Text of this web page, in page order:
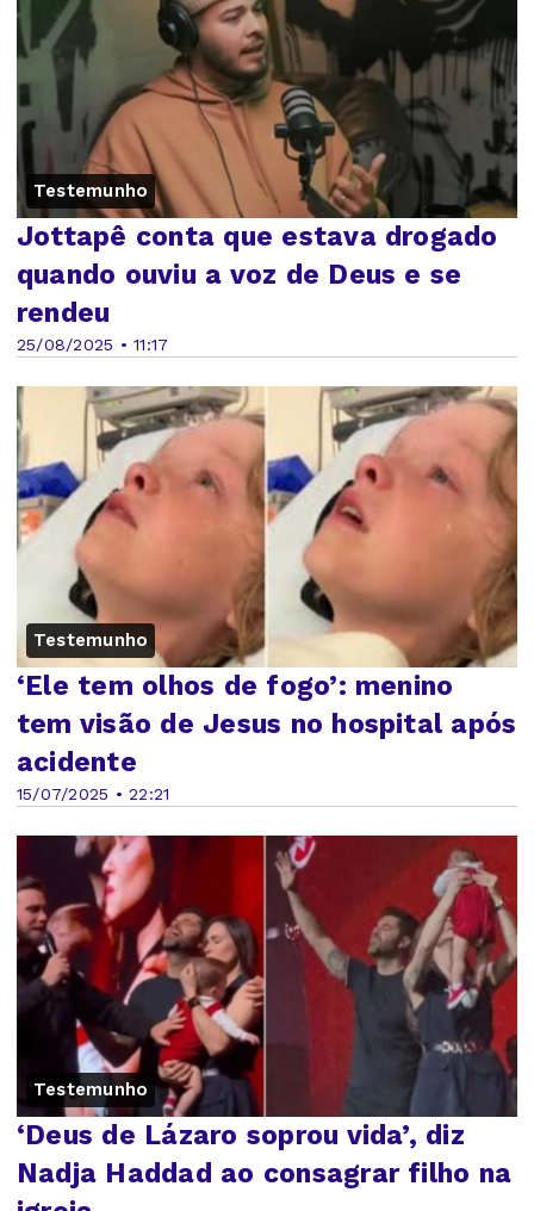
Testemunho
25/08/2025 • 11:17
Jottapê conta que estava drogado
quando ouviu a voz de Deus e se
rendeu
Testemunho
15/07/2025 • 22:21
‘Ele tem olhos de fogo’: menino
tem visão de Jesus no hospital após
acidente
Testemunho
‘Deus de Lázaro soprou vida’, diz
Nadja Haddad ao consagrar filho na